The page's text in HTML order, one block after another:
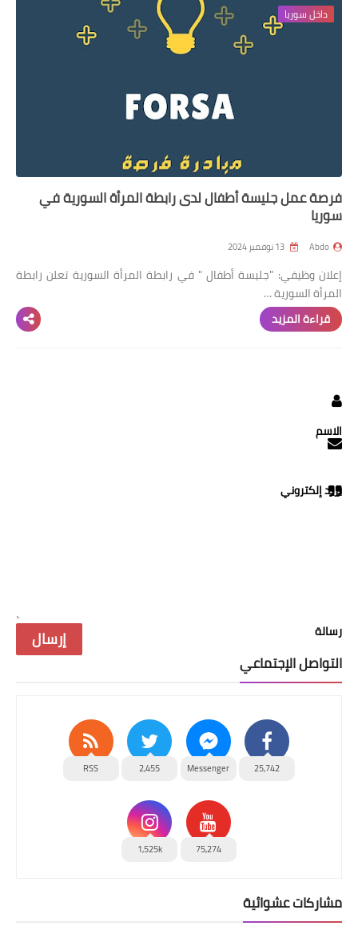
داخل سوريا
فرصة عمل جليسة أطفال لدى رابطة المرأة السورية في
سوريا
Abdo
إعلان وظيفي: "جليسة أطفال " في رابطة المرأة السورية تعلن رابطة
المرأة السورية …
قراءة المزيد
الاسم
بريد إلكتروني
رسالة
التواصل الإجتماعي
25,742
Messenger
2,455
RSS
75,274
1,525k
مشاركات عشوائية